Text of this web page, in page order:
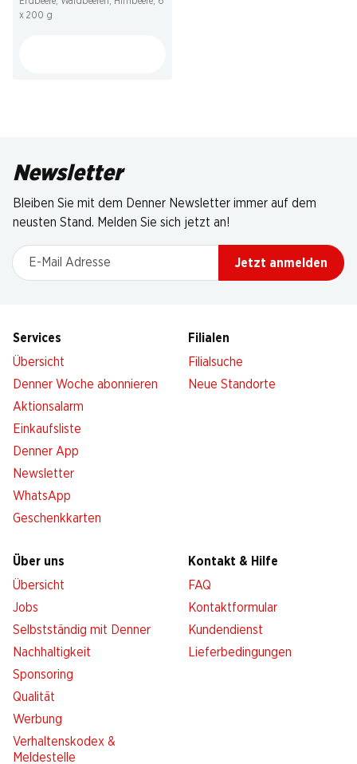
x 200 g
Newsletter
Bleiben Sie mit dem Denner Newsletter immer auf dem
neusten Stand. Melden Sie sich jetzt an!
E-Mail Adresse
Jetzt anmelden
Services
Übersicht
Denner Woche abonnieren
Aktionsalarm
Einkaufsliste
Denner App
Newsletter
WhatsApp
Geschenkkarten
Filialen
Filialsuche
Neue Standorte
Über uns
Übersicht
Jobs
Selbstständig mit Denner
Nachhaltigkeit
Sponsoring
Qualität
Werbung
Verhaltenskodex &
Meldestelle
Kontakt & Hilfe
FAQ
Kontaktformular
Kundendienst
Lieferbedingungen